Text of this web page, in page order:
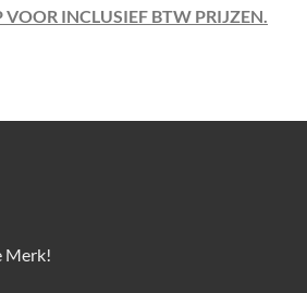
INCLUSIEF BTW PRIJZEN.
Merk!